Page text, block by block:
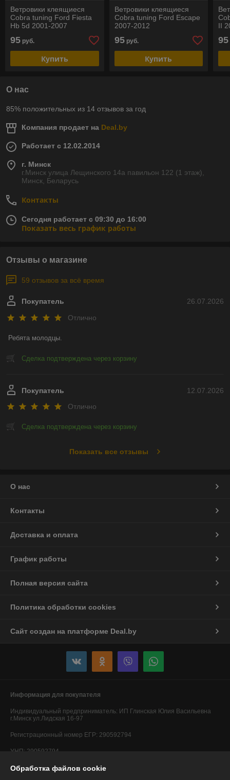
Ветровики клеящиеся
Cobra tuning Ford Fiesta
Hb 5d 2001-2007
95 руб.
Купить
Ветровики клеящиеся
Cobra tuning Ford Escape
2007-2012
95руб.
Купить
II
95
О нас
85% положительных из 14 отзывов за год
Компания продает на Deal.by
Работает с 12.02.2014
г. Минск
г.Минск улица Лещинского 14а павильон 122 (1 этаж),
Минск, Беларусь
Контакты
Сегодня работает с 09:30 до 16:00
Показать весь график работы
Отзывы о магазине
59 отзывов за всё время
26.07.2026
Покупатель
Отлично
Ребята молодцы.
Сделка подтверждена через корзину
12.07.2026
Покупатель
Отлично
Сделка подтверждена через корзину
Показать все отзывы
О нас
Контакты
Доставка и оплата
График работы
Полная версия сайта
Политика обработки cookies
Сайт создан на платформе Deal.by
Информация для покупателя
Индивидуальный предприниматель: ИП Глинская Юлия Васильевна
г.Минск ул.Лидская 16-97
Регистрационный номер ЕГР: 290592794
УНП: 290592794
Регистрационный орган: Минский горисполком
Обработка файлов cookie